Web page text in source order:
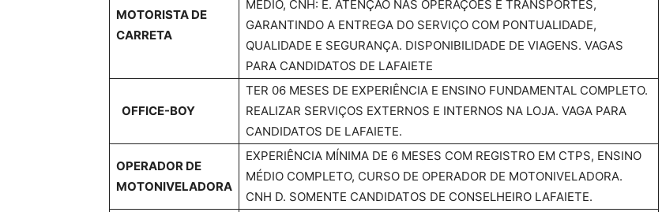
MOTORISTA DE
CARRETA
MÉDIO, CNH: E. ATENÇÃO NAS OPERAÇÕES E TRANSPORTES,
GARANTINDO A ENTREGA DO SERVIÇO COM PONTUALIDADE,
QUALIDADE E SEGURANÇA. DISPONIBILIDADE DE VIAGENS. VAGAS
PARA CANDIDATOS DE LAFAIETE
OFFICE-BOY
TER 06 MESES DE EXPERIÊNCIA E ENSINO FUNDAMENTAL COMPLETO.
REALIZAR SERVIÇOS EXTERNOS E INTERNOS NA LOJA. VAGA PARA
CANDIDATOS DE LAFAIETE.
OPERADOR DE
MOTONIVELADORA
EXPERIÊNCIA MÍNIMA DE 6 MESES COM REGISTRO EM CTPS, ENSINO
MÉDIO COMPLETO, CURSO DE OPERADOR DE MOTONIVELADORA.
CNH D. SOMENTE CANDIDATOS DE CONSELHEIRO LAFAIETE.